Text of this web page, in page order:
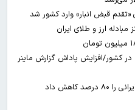
ارز و طلای ایران
کشور/افزایش پاداش گزارش ماینر
کاهش داد